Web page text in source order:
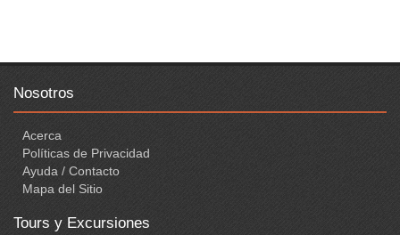
Nosotros
Acerca
Políticas de Privacidad
Ayuda / Contacto
Mapa del Sitio
Tours y Excursiones